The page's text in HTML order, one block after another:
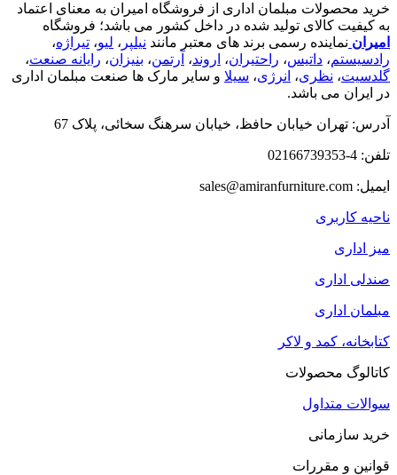
خرید محصولات مبلمان اداری از فروشگاه امیران به معنای اعتماد
به کیفیت کالای تولید شده در داخل کشور می باشد؛ فروشگاه
امیران نماینده رسمی برند های معتبر مانند نیلپر ، لیو، تیراژه،
رادسیستم، داتیس، راحتیران، اروند، آرتمن، بنیزان، رایانه صنعت،
گلدسیت، نظری، انرژی، سیلا و سایر مارک ها صنعت مبلمان اداری
در ایران می باشد.
آدرس: تهران خیابان حافظ، خیابان سرهنگ سخائی، پلاک 67
تلفن: 4-02166739353
ایمیل: sales@amiranfurniture.com
ناحیه کاربری
میز اداری
صندلی اداری
مبلمان اداری
کتابخانه، کمد و لاکر
کاتالوگ محصولات
سوالات متداول
خرید سازمانی
قوانین و مقررات